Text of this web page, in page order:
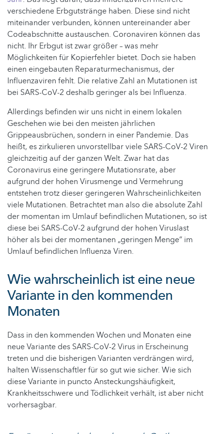
verschiedene Erbgutstränge haben. Diese sind nicht
miteinander verbunden, können untereinander aber
Codeabschnitte austauschen. Coronaviren können das
nicht. Ihr Erbgut ist zwar größer – was mehr
Möglichkeiten für Kopierfehler bietet. Doch sie haben
einen eingebauten Reparaturmechanismus, der
Influenzaviren fehlt. Die relative Zahl an Mutationen ist
bei SARS-CoV-2 deshalb geringer als bei Influenza.
Allerdings befinden wir uns nicht in einem lokalen
Geschehen wie bei den meisten jährlichen
Grippeausbrüchen, sondern in einer Pandemie. Das
heißt, es zirkulieren unvorstellbar viele SARS-CoV-2 Viren
gleichzeitig auf der ganzen Welt. Zwar hat das
Coronavirus eine geringere Mutationsrate, aber
aufgrund der hohen Virusmenge und Vermehrung
entstehen trotz dieser geringeren Wahrscheinlichkeiten
viele Mutationen. Betrachtet man also die absolute Zahl
der momentan im Umlauf befindlichen Mutationen, so ist
diese bei SARS-CoV-2 aufgrund der hohen Viruslast
höher als bei der momentanen „geringen Menge“ im
Umlauf befindlichen Influenza Viren.
Wie wahrscheinlich ist eine neue
Variante in den kommenden
Monaten
Dass in den kommenden Wochen und Monaten eine
neue Variante des SARS-CoV-2 Virus in Erscheinung
treten und die bisherigen Varianten verdrängen wird,
halten Wissenschaftler für so gut wie sicher. Wie sich
diese Variante in puncto Ansteckungshäufigkeit,
Krankheitsschwere und Tödlichkeit verhält, ist aber nicht
vorhersagbar.